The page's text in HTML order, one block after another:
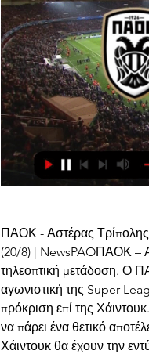
ΠΑΟΚ - Αστέρας Τρίπολης
(20/8) | NewsPAOΠΑΟΚ –
τηλεοπτική μετάδοση. Ο
αγωνιστική της Super
πρόκριση επί της
να πάρει ένα θετικό
Χάιντουκ θα έχουν την